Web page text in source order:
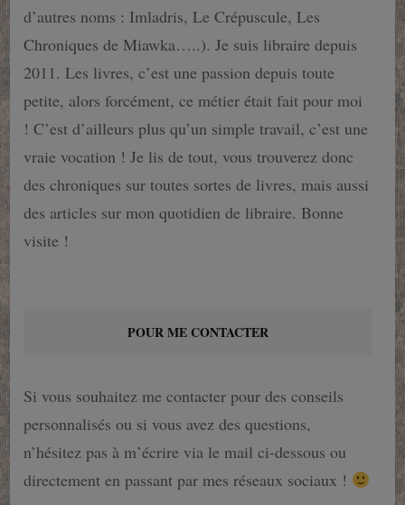
d’autres noms : Imladris, Le Crépuscule, Les
Chroniques de Miawka…..). Je suis libraire depuis
2011. Les livres, c’est une passion depuis toute
petite, alors forcément, ce métier était fait pour moi
! C’est d’ailleurs plus qu’un simple travail, c’est une
vraie vocation ! Je lis de tout, vous trouverez donc
des chroniques sur toutes sortes de livres, mais aussi
des articles sur mon quotidien de libraire. Bonne
visite !
POUR ME CONTACTER
Si vous souhaitez me contacter pour des conseils
personnalisés ou si vous avez des questions,
n’hésitez pas à m’écrire via le mail ci-dessous ou
directement en passant par mes réseaux sociaux !